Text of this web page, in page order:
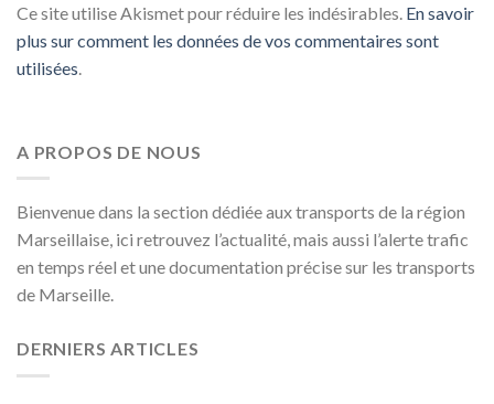
Ce site utilise Akismet pour réduire les indésirables. En savoir
plus sur comment les données de vos commentaires sont
utilisées
A PROPOS DE NOUS
Bienvenue dans la section dédiée aux transports de la région
Marseillaise, ici retrouvez l’actualité, mais aussi l’alerte trafic
en temps réel et une documentation précise sur les transports
de Marseille.
DERNIERS ARTICLES